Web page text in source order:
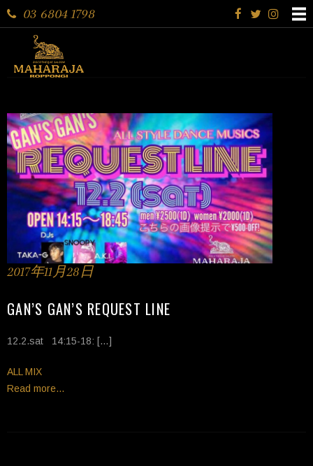
03 6804 1798
2017年11月28日
GAN’S GAN’S REQUEST LINE
12.2.sat 14:15-18: […]
Tags
ALL MIX
Read more...